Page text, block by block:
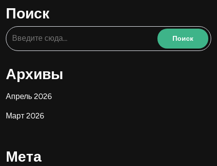
Поиск
Архивы
Апрель 2026
Март 2026
Мета